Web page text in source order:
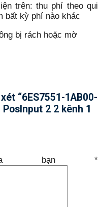
trên: thu phí theo qui
bất kỳ phí nào khác
bị rách hoặc mờ
“6ES7551-1AB00-
2 2 kênh 1
bạn *